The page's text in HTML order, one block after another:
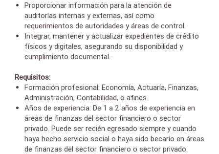
Proporcionar información para la atención de
auditorías internas y externas, así como
requerimientos de autoridades y áreas de control.
Integrar, mantener y actualizar expedientes de crédito
físicos y digitales, asegurando su disponibilidad y
cumplimiento documental.
Requisitos:
Formación profesional: Economía, Actuaría, Finanzas,
Administración, Contabilidad, o afines.
Años de experiencia: De 1 a 2 años de experiencia en
áreas de finanzas del sector financiero o sector
privado. Puede ser recién egresado siempre y cuando
haya hecho servicio social o haya sido becario en áreas
de finanzas del sector financiero o sector privado.